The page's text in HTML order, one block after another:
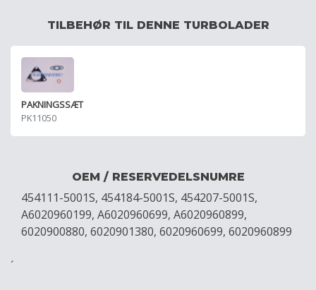
TILBEHØR TIL DENNE TURBOLADER
PAKNINGSSÆT
PK11050
OEM / RESERVEDELSNUMRE
454111-5001S, 454184-5001S, 454207-5001S,
A6020960199, A6020960699, A6020960899,
6020900880, 6020901380, 6020960699, 6020960899
´